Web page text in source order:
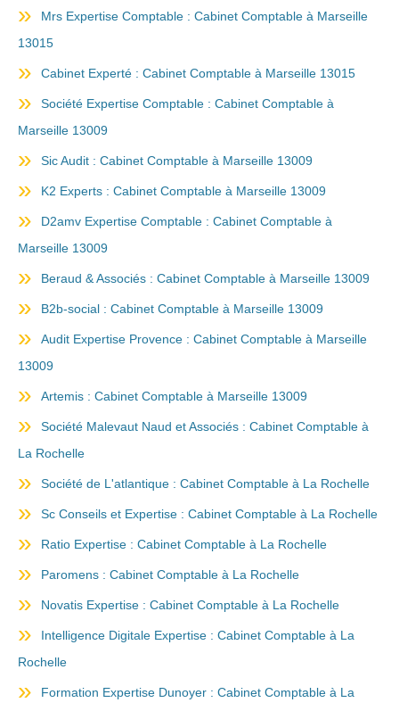
Mrs Expertise Comptable : Cabinet Comptable à Marseille
13015
Cabinet Experté : Cabinet Comptable à Marseille 13015
Société Expertise Comptable : Cabinet Comptable à
Marseille 13009
Sic Audit : Cabinet Comptable à Marseille 13009
K2 Experts : Cabinet Comptable à Marseille 13009
D2amv Expertise Comptable : Cabinet Comptable à
Marseille 13009
Beraud & Associés : Cabinet Comptable à Marseille 13009
B2b-social : Cabinet Comptable à Marseille 13009
Audit Expertise Provence : Cabinet Comptable à Marseille
13009
Artemis : Cabinet Comptable à Marseille 13009
Société Malevaut Naud et Associés : Cabinet Comptable à
La Rochelle
Société de L'atlantique : Cabinet Comptable à La Rochelle
Sc Conseils et Expertise : Cabinet Comptable à La Rochelle
Ratio Expertise : Cabinet Comptable à La Rochelle
Paromens : Cabinet Comptable à La Rochelle
Novatis Expertise : Cabinet Comptable à La Rochelle
Intelligence Digitale Expertise : Cabinet Comptable à La
Rochelle
Formation Expertise Dunoyer : Cabinet Comptable à La